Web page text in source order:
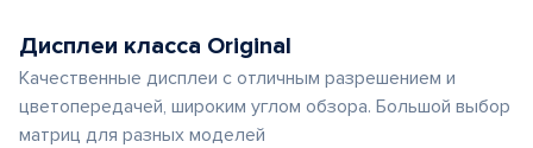
Дисплеи класса Original
Качественные дисплеи с отличным разрешением и
цветопередачей, широким углом обзора. Большой выбор
матриц для разных моделей